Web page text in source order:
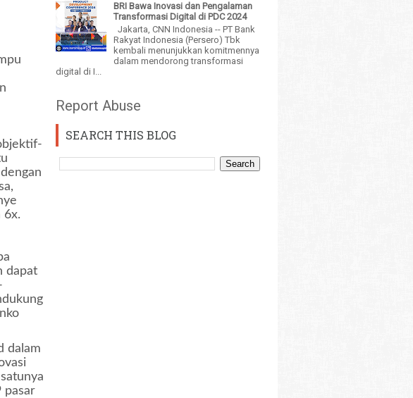
6x.
dapat
dalam
pasar
BRI Bawa Inovasi dan Pengalaman
Transformasi Digital di PDC 2024
Jakarta, CNN Indonesia -- PT Bank
Rakyat Indonesia (Persero) Tbk
kembali menunjukkan komitmennya
dalam mendorong transformasi
digital di I...
Report Abuse
SEARCH THIS BLOG